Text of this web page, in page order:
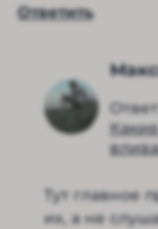
Ответить
Ответ:
Тут главное
их, а не